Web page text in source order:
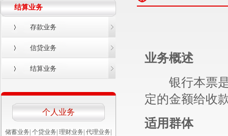
结算业务
存款业务
信贷业务
结算业务
个人业务
储蓄业务 个贷业务 理财业务 代理业务
业务概述
银行本票是
定的金额给收
适用群体